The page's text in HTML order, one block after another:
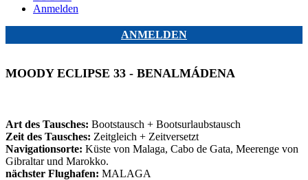
Anmelden
ANMELDEN
MOODY ECLIPSE 33 - BENALMÁDENA
Art des Tausches: Bootstausch + Bootsurlaubstausch
Zeit des Tausches: Zeitgleich + Zeitversetzt
Navigationsorte: Küste von Malaga, Cabo de Gata, Meerenge von
Gibraltar und Marokko.
nächster Flughafen: MALAGA